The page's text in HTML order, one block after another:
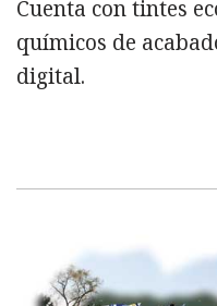
Cuenta con tintes
químicos de
digital.